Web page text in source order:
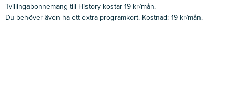
Tvillingabonnemang till History kostar 19 kr/mån.
Du behöver även ha ett extra programkort. Kostnad: 19 kr/mån.